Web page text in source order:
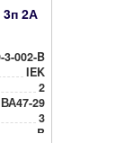
2А
3-002-B
IEK
2
ВА47-29
3
B